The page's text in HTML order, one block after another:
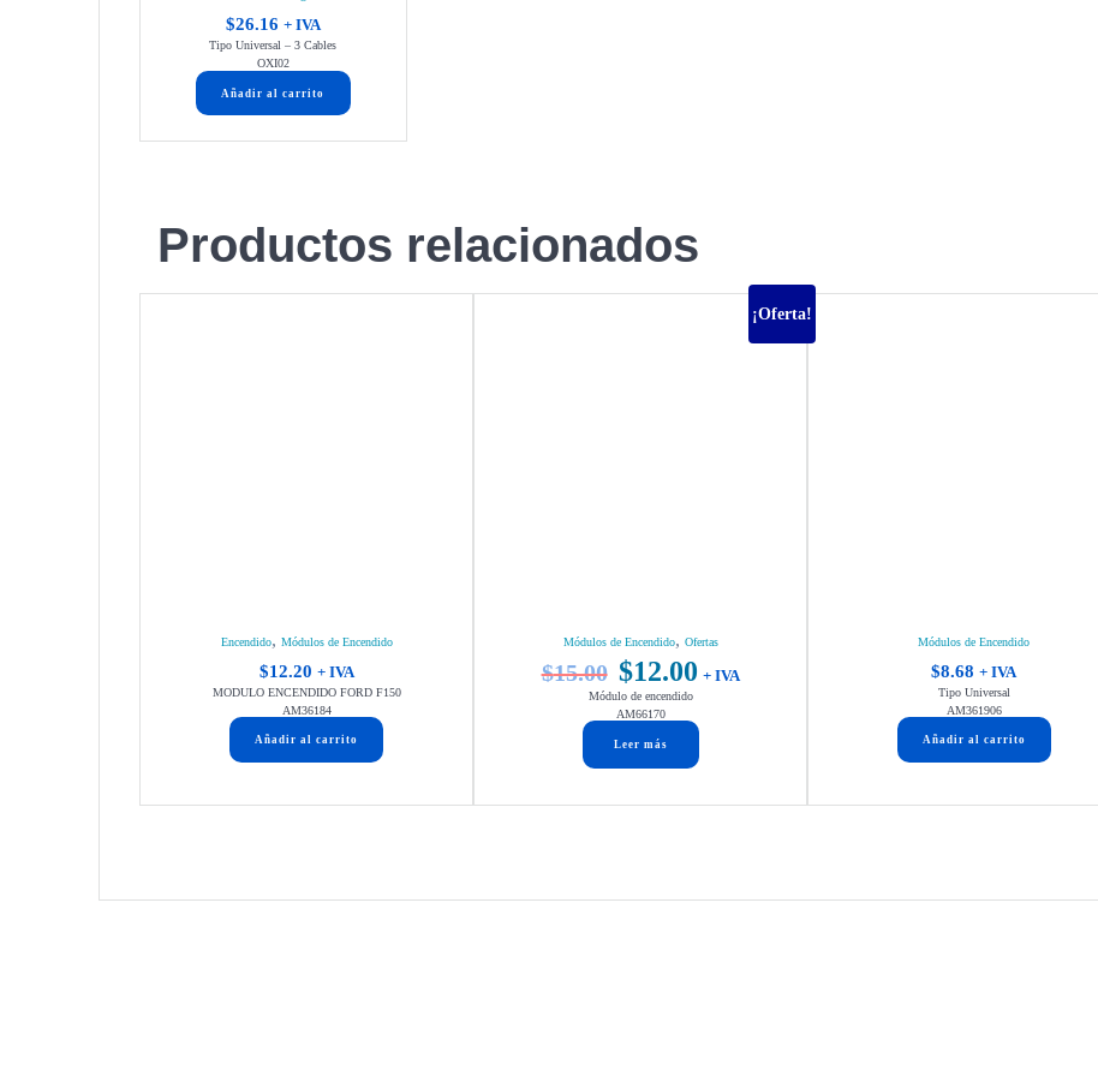
$26.16 + IVA
Tipo Universal – 3 Cables
OXI02
Añadir al carrito
Productos relacionados
Encendido, Módulos de Encendido
$12.20 + IVA
MODULO ENCENDIDO FORD F150
AM36184
Añadir al carrito
¡Oferta!
Módulos de Encendido, Ofertas
$15.00
El
precio
$12.00El
actual
es:
+ IVA
Módulo de encendido
AM66170
Leer más
Módulos de Encendido
$8.68 + IVA
Tipo Universal
AM361906
Añadir al carrito